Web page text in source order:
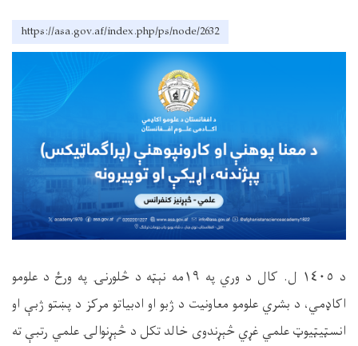
https://asa.gov.af/index.php/ps/node/2632
د ١٤٠٥ ل. کال د وري په ١٩مه نېټه د څلورنۍ په ورځ د علومو
اکاډمي، د بشري علومو معاونیت د ژبو او ادبیاتو مرکز د پښتو ژبې او
انسټیټيوټ علمي غړي څېړندوی خالد تکل د څېړنوالۍ علمي رتبې ته